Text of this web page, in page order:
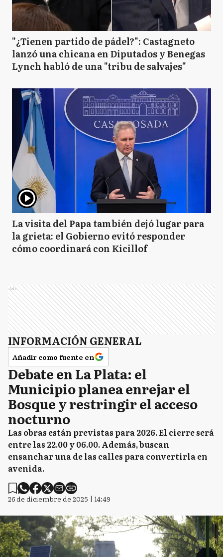
"¿Tienen partido de pádel?": Castagneto
lanzó una chicana en Diputados y Benegas
Lynch habló de una "tribu de salvajes"
La visita del Papa también dejó lugar para
la grieta: el Gobierno evitó responder
cómo coordinará con Kicillof
Ads
INFORMACIÓN GENERAL
Añadir como fuente en
Debate en La Plata: el
Municipio planea enrejar el
Bosque y restringir el acceso
nocturno
Las obras están previstas para 2026. El cierre será
entre las 22.00 y 06.00. Además, buscan
ensanchar una de las calles para convertirla en
avenida.
26 de diciembre de 2025 | 14:49